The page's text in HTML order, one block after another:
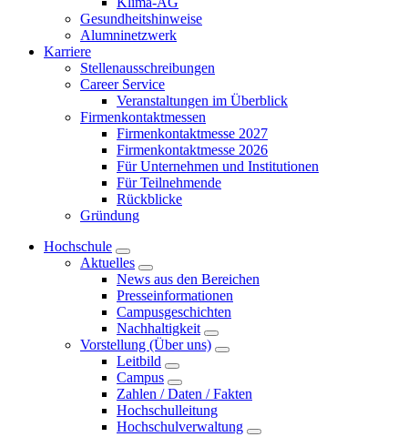
Gesundheitshinweise
Alumninetzwerk
Karriere
Stellenausschreibungen
Career Service
Veranstaltungen im Überblick
Firmenkontaktmessen
Firmenkontaktmesse 2027
Firmenkontaktmesse 2026
Für Unternehmen und Institutionen
Für Teilnehmende
Rückblicke
Gründung
Hochschule
Aktuelles
News aus den Bereichen
Presseinformationen
Campusgeschichten
Nachhaltigkeit
Vorstellung (Über uns)
Leitbild
Campus
Zahlen / Daten / Fakten
Hochschulleitung
Hochschulverwaltung